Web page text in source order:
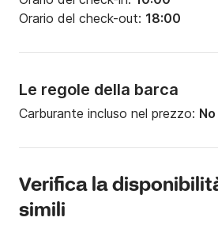
Orario del check-out: 18:00
Le regole della barca
Carburante incluso nel prezzo: No
Verifica la
simili